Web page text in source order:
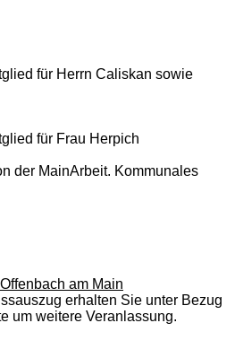
für Herrn Caliskan sowie
für Frau Herpich
der MainArbeit. Kommunales
am Main
erhalten Sie unter Bezug
um weitere Veranlassung.